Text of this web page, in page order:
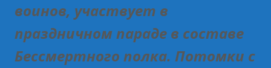
воинов, участвует в
праздничном параде в составе
Бессмертного полка. Потомки с